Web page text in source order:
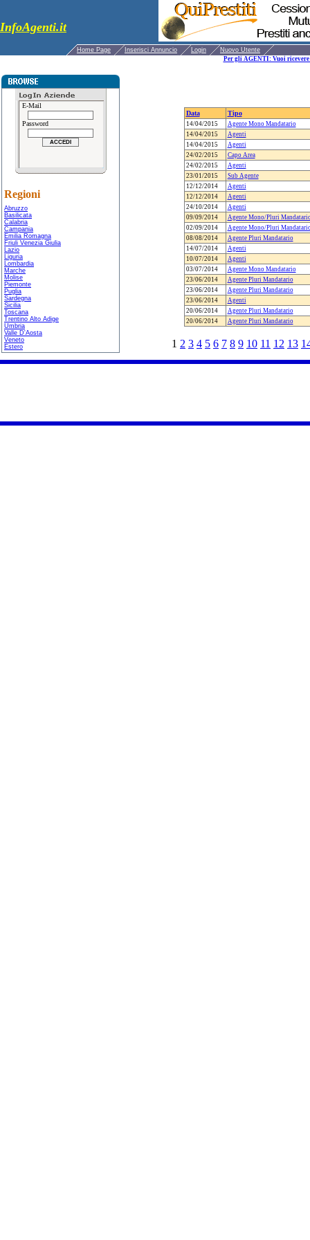
InfoAgenti.it
Home Page Inserisci Annuncio Login
Nuovo Utente
Per gli AGENTI: Vuoi
E-Mail
Password
Regioni
Abruzzo
Basilicata
Calabria
Campania
Emilia Romagna
Friuli Venezia Giulia
Lazio
Liguria
Lombardia
Marche
Molise
Piemonte
Puglia
Sardegna
Sicilia
Toscana
Trentino Alto Adige
Umbria
Valle D'Aosta
Veneto
Estero
Data Tipo
14/04/2015
Agente Mono Mandatario
14/04/2015
Agenti
14/04/2015
Agenti
24/02/2015
Capo Area
24/02/2015
Agenti
23/01/2015
Sub Agente
12/12/2014
Agenti
12/12/2014
Agenti
24/10/2014
Agenti
09/09/2014
Agente Mono/Pluri
02/09/2014
Agente Mono/Pluri
08/08/2014
Agente Pluri Mandatario
14/07/2014
Agenti
10/07/2014
Agenti
03/07/2014
Agente Mono Mandatario
23/06/2014
Agente Pluri Mandatario
23/06/2014
Agente Pluri Mandatario
23/06/2014
Agenti
20/06/2014
Agente Pluri Mandatario
20/06/2014
Agente Pluri Mandatario
1 2 3 4 5 6 7 8 9 10 11 12 13